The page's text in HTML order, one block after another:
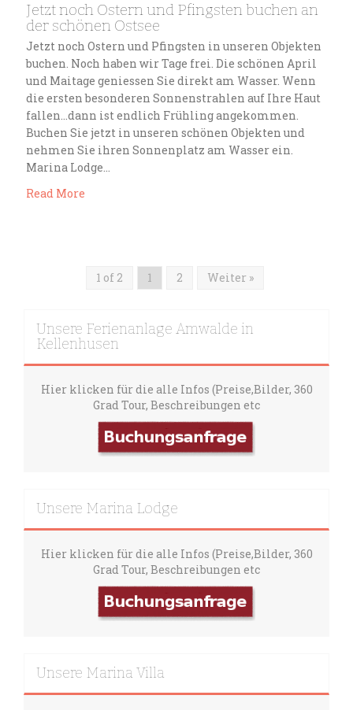
Jetzt noch Ostern und Pfingsten buchen an
der schönen Ostsee
Jetzt noch Ostern und Pfingsten in unseren Objekten
buchen. Noch haben wir Tage frei. Die schönen April
und Maitage geniessen Sie direkt am Wasser. Wenn
die ersten besonderen Sonnenstrahlen auf Ihre Haut
fallen…dann ist endlich Frühling angekommen.
Buchen Sie jetzt in unseren schönen Objekten und
nehmen Sie ihren Sonnenplatz am Wasser ein.
Marina Lodge…
Read More
1 of 2 1 2 Weiter »
Unsere Ferienanlage Amwalde in
Kellenhusen
Hier klicken für die alle Infos (Preise,Bilder, 360
Grad Tour, Beschreibungen etc
Unsere Marina Lodge
Hier klicken für die alle Infos (Preise,Bilder, 360
Grad Tour, Beschreibungen etc
Unsere Marina Villa